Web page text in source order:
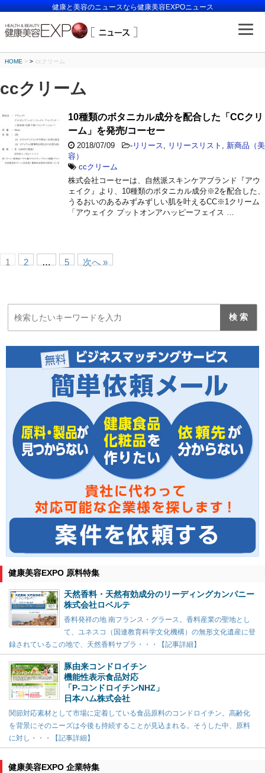
健康と美容のニュースなら健康美容EXPOニュース
HOME > ccクリーム
ccクリーム
10種類のボタニカル成分を配合した「CCクリ
ーム」を発売/コーセー
2018/07/09 - リリース リリースリスト
新商品（美
容）
ccクリーム
株式会社コーセーは、自然派スキンケアブランド『アウ
ェイク』より、10種類のボタニカル成分※2を配合した、
うるおいのあるみずみずしい肌を叶えるCC※1クリーム
「アウェイク プットオンアハッピーフェイス …
1 2 … 5 次へ »
健康美容EXPO 原料特集
天然香料・天然有効成分のリーディングカンパニー
株式会社ロベルテ
香料発祥の地 南フランス・グラース。香料産業の聖地とし
て、ユネスコ（国連教育科学文化機構）の無形文化遺産に登
録されているこの地で、天然香料サプラ・・・【記事詳細】
豚由来コンドロイチン
機能性表示食品対応
「P-コンドロイチンNHZ」
日本ハム株式会社
関節対応素材として市場に定着している食品原料のコンドロイチン。高齢化
を背景にそのニーズは今後も持続することが見込まれる。そうした中、原料
に対し・・・【記事詳細】
健康美容EXPO 企業特集